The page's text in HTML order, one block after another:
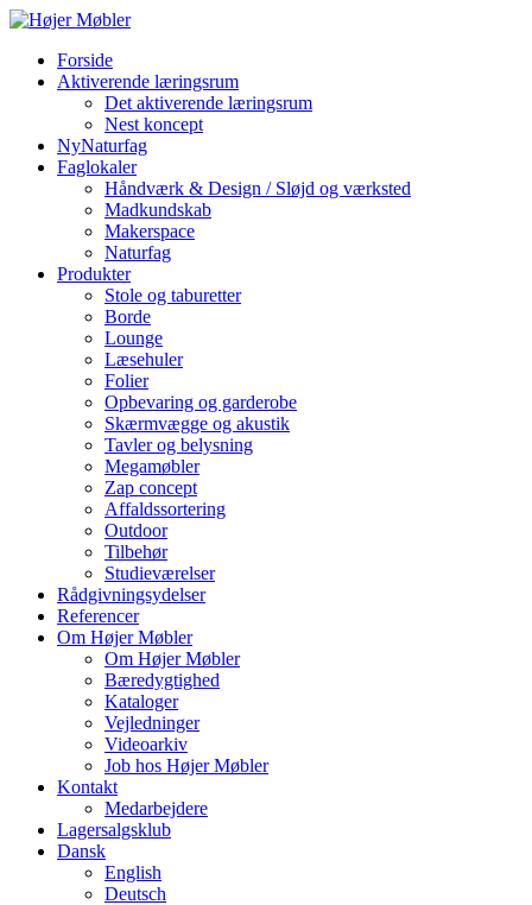
Forside
Aktiverende læringsrum
Det aktiverende læringsrum
Nest koncept
NyNaturfag
Faglokaler
Håndværk & Design / Sløjd og værksted
Madkundskab
Makerspace
Naturfag
Produkter
Stole og taburetter
Borde
Lounge
Læsehuler
Folier
Opbevaring og garderobe
Skærmvægge og akustik
Tavler og belysning
Megamøbler
Zap concept
Affaldssortering
Outdoor
Tilbehør
Studieværelser
Rådgivningsydelser
Referencer
Om Højer Møbler
Om Højer Møbler
Bæredygtighed
Kataloger
Vejledninger
Videoarkiv
Job hos Højer Møbler
Kontakt
Medarbejdere
Lagersalgsklub
Dansk
English
Deutsch